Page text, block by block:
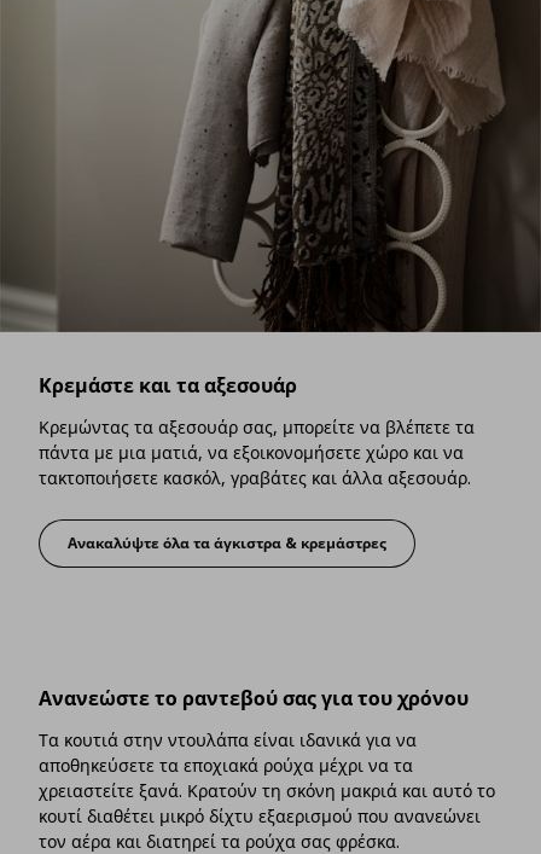
Κρεμάστε και τα αξεσουάρ
Κρεμώντας τα αξεσουάρ σας, μπορείτε να βλέπετε τα
πάντα με μια ματιά, να εξοικονομήσετε χώρο και να
τακτοποιήσετε κασκόλ, γραβάτες και άλλα αξεσουάρ.
Κρεμάστε και τα αξεσουάρ
Ανακαλύψτε όλα τα άγκιστρα & κρεμάστρες
Ανανεώστε το ραντεβού σας για του χρόνου
Τα κουτιά στην ντουλάπα είναι ιδανικά για να
αποθηκεύσετε τα εποχιακά ρούχα μέχρι να τα
χρειαστείτε ξανά. Κρατούν τη σκόνη μακριά και αυτό το
κουτί διαθέτει μικρό δίχτυ εξαερισμού που ανανεώνει
τον αέρα και διατηρεί τα ρούχα σας φρέσκα.